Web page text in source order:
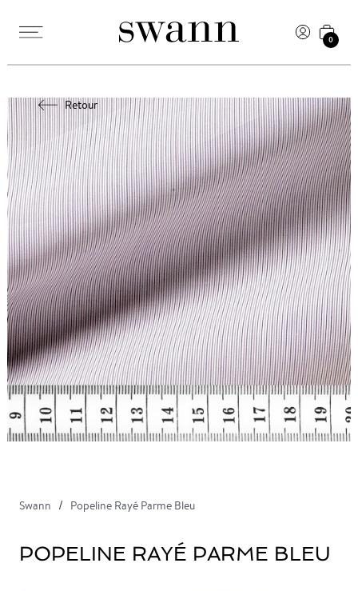
0
Retour
Swann Popeline Rayé Parme Bleu
POPELINE RAYÉ PARME BLEU